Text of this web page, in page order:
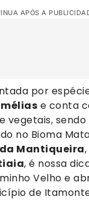
APÓS A
por
e conta
vegetais,
no Bioma
Mantiqueira
, é nossa
Velho e
de